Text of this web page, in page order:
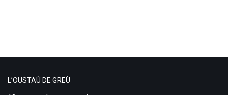
L’OUSTAÙ DE GREÙ